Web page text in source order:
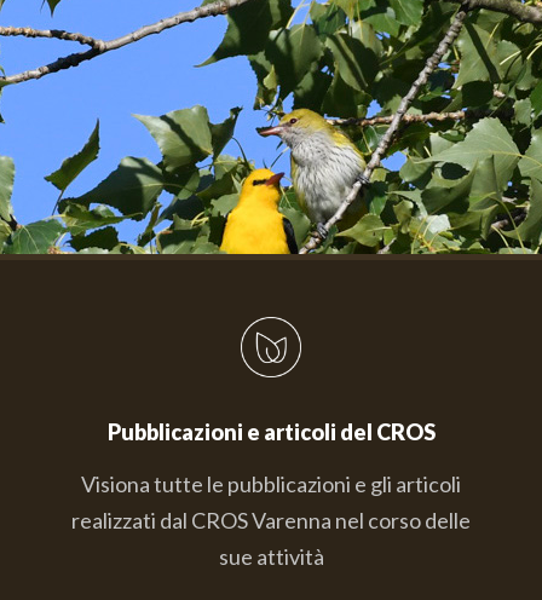
Pubblicazioni e articoli del CROS
Visiona tutte le pubblicazioni e gli articoli
realizzati dal CROS Varenna nel corso delle
sue attività